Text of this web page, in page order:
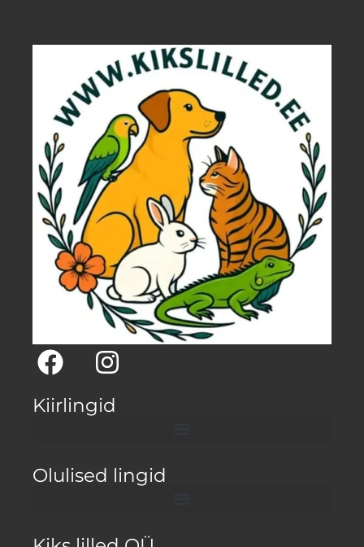
Kiirlingid
Olulised lingid